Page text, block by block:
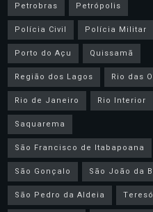
Petrobras
Petrópolis
Polícia Civil
Polícia Militar
Porto do Açu
Quissamã
Região dos Lagos
Rio das
Rio de Janeiro
Rio Interior
Saquarema
São Francisco de Itabapoana
São Gonçalo
São João da
São Pedro da Aldeia